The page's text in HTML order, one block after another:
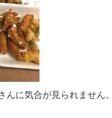
に気合が見られません。